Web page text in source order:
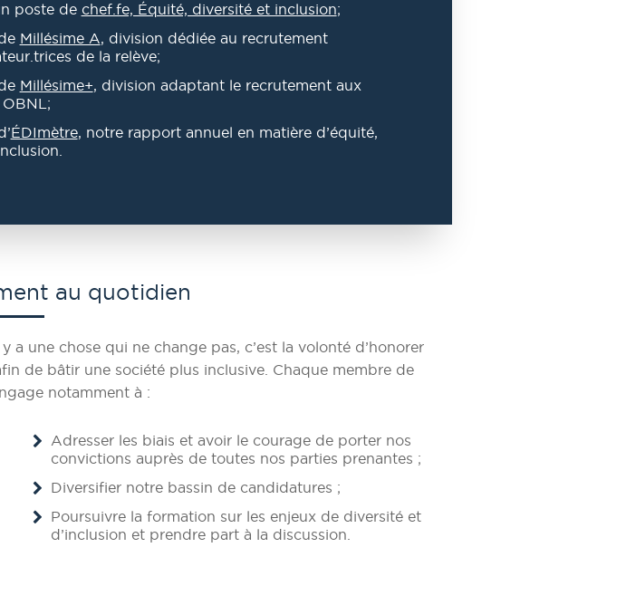
poste de chef.fe, Équité, diversité et inclusion;
Millésime A, division dédiée au recrutement
de la relève;
Millésime+, division adaptant le recrutement aux
ÉDImètre, notre rapport annuel en matière d’équité,
au quotidien
a une chose qui ne change pas, c’est la volonté d’honorer
de bâtir une société plus inclusive. Chaque membre de
notamment à :
Adresser les biais et avoir le courage de porter nos
convictions auprès de toutes nos parties prenantes ;
Diversifier notre bassin de candidatures ;
Poursuivre la formation sur les enjeux de diversité et
d’inclusion et prendre part à la discussion.